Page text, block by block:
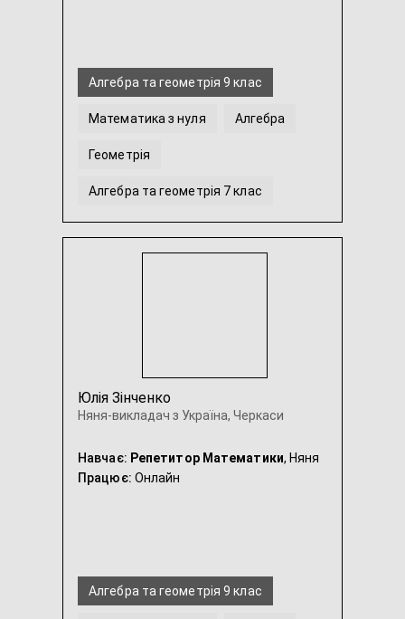
Алгебра та геометрія 9 клас
Математика з нуля Алгебра
Геометрія
Алгебра та геометрія 7 клас
Алгебра та геометрія 8 клас ...
Юлія Зінченко
Няня-викладач з Україна, Черкаси
Навчає: Репетитор Математики, Няня
Працює: Онлайн
Алгебра та геометрія 9 клас